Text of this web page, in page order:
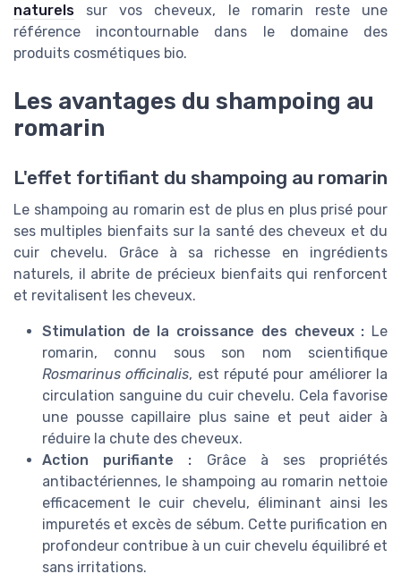
naturels sur vos cheveux, le romarin reste une
référence incontournable dans le domaine des
produits cosmétiques bio.
Les avantages du shampoing au
romarin
L'effet fortifiant du shampoing au romarin
Le shampoing au romarin est de plus en plus prisé pour
ses multiples bienfaits sur la santé des cheveux et du
cuir chevelu. Grâce à sa richesse en ingrédients
naturels, il abrite de précieux bienfaits qui renforcent
et revitalisent les cheveux.
Stimulation de la croissance des cheveux : Le
romarin, connu sous son nom scientifique
Rosmarinus officinalis, est réputé pour améliorer la
circulation sanguine du cuir chevelu. Cela favorise
une pousse capillaire plus saine et peut aider à
réduire la chute des cheveux.
Action purifiante : Grâce à ses propriétés
antibactériennes, le shampoing au romarin nettoie
efficacement le cuir chevelu, éliminant ainsi les
impuretés et excès de sébum. Cette purification en
profondeur contribue à un cuir chevelu équilibré et
sans irritations.